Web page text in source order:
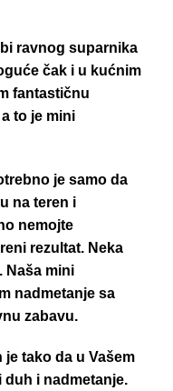
ravnog suparnika
čak i u kućnim
fantastičnu
to je mini
je samo da
na teren i
nemojte
rezultat. Neka
Naša mini
nadmetanje sa
zabavu.
tako da u Vašem
i nadmetanje.